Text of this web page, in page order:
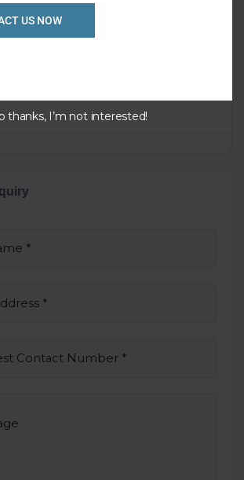
US NOW
thanks, I’m not interested!